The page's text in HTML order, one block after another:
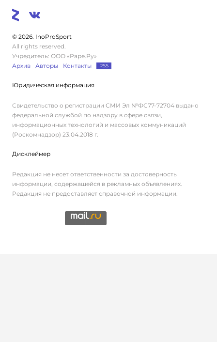
© 2026. InoProSport
All rights reserved.
Учредитель: ООО «Раре.Ру»
Архив
Авторы Контакты RSS
Юридическая информация
Свидетельство о регистрации СМИ Эл №ФС77-72704 выдано
федеральной службой по надзору в сфере связи,
информационных технологий и массовых коммуникаций
(Роскомнадзор) 23.04.2018 г.
Дисклеймер
Редакция не несет ответственности за достоверность
информации, содержащейся в рекламных объявлениях.
Редакция не предоставляет справочной информации.